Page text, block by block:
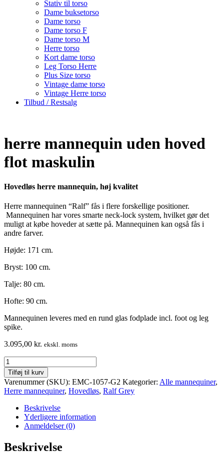
Stativ til torso
Dame buksetorso
Dame torso
Dame torso F
Dame torso M
Herre torso
Kort dame torso
Leg Torso Herre
Plus Size torso
Vintage dame torso
Vintage Herre torso
Tilbud / Restsalg
herre mannequin uden hoved
flot maskulin
Hovedløs herre mannequin, høj kvalitet
Herre mannequinen “Ralf” fås i flere forskellige positioner.
Mannequinen har vores smarte neck-lock system, hvilket gør det
muligt at købe hoveder at sætte på. Mannequinen kan også fås i
andre farver.
Højde: 171 cm.
Bryst: 100 cm.
Talje: 80 cm.
Hofte: 90 cm.
Mannequinen leveres med en rund glas fodplade incl. foot og leg
spike.
3.095,00 kr. ekskl. moms
herre
mannequin
uden
hoved
flot
maskulin
antal
Tilføj til kurv
Varenummer (SKU): EMC-1057-G2 Kategorier: Alle mannequiner,
Herre mannequiner, Hovedløs, Ralf Grey
Beskrivelse
Yderligere information
Anmeldelser (0)
Beskrivelse